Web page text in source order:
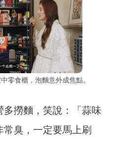
零食櫃，泡麵意外成焦點。
撈麵，笑說：「蒜味
臭，一定要馬上刷